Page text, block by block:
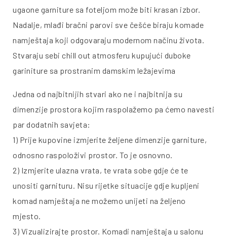
ugaone garniture sa foteljom može biti krasan izbor.
Nadalje, mlađi bračni parovi sve češće biraju komade
namještaja koji odgovaraju modernom načinu života.
Stvaraju sebi chill out atmosferu kupujući duboke
gariniture sa prostranim damskim ležajevima
Jedna od najbitnijih stvari ako ne i najbitnija su
dimenzije prostora kojim raspolažemo pa ćemo navesti
par dodatnih savjeta:
1) Prije kupovine izmjerite željene dimenzije garniture,
odnosno raspoloživi prostor. To je osnovno.
2) Izmjerite ulazna vrata, te vrata sobe gdje će te
unositi garnituru. Nisu rijetke situacije gdje kupljeni
komad namještaja ne možemo unijeti na željeno
mjesto.
3) Vizualizirajte prostor. Komadi namještaja u salonu